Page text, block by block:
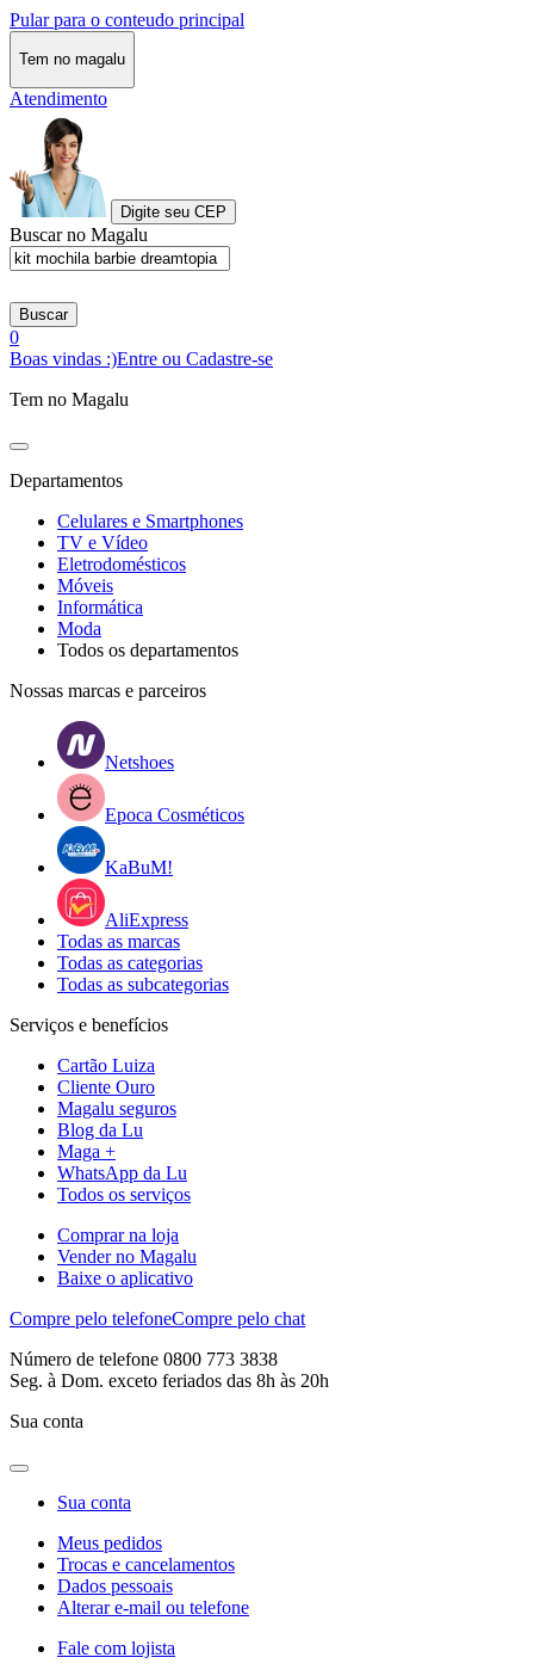
Pular para o conteudo principal
Tem no magalu
Atendimento
Digite seu CEP
Buscar no Magalu
Buscar
0
Boas vindas :)Entre ou Cadastre-se
Tem no Magalu
Departamentos
Celulares e Smartphones
TV e Vídeo
Eletrodomésticos
Móveis
Informática
Moda
Todos os departamentos
Nossas marcas e parceiros
Netshoes
Epoca Cosméticos
KaBuM!
AliExpress
Todas as marcas
Todas as categorias
Todas as subcategorias
Serviços e benefícios
Cartão Luiza
Cliente Ouro
Magalu seguros
Blog da Lu
Maga +
WhatsApp da Lu
Todos os serviços
Comprar na loja
Vender no Magalu
Baixe o aplicativo
Compre pelo telefoneCompre pelo chat
Número de telefone 0800 773 3838
Seg. à Dom. exceto feriados das 8h às 20h
Sua conta
Sua conta
Meus pedidos
Trocas e cancelamentos
Dados pessoais
Alterar e-mail ou telefone
Fale com lojista